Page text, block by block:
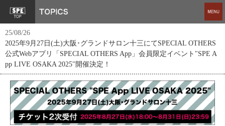
25/08/26
2025年9月27日(土)大阪･グランドサロン十三にてSPECIAL OTHERS
公式Webアプリ「SPECIAL OTHERS App」会員限定イベント"SPE A
pp LIVE OSAKA 2025"開催決定！